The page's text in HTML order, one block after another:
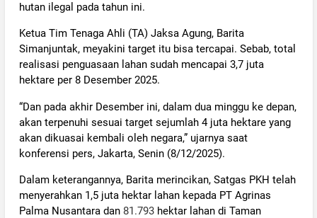
hutan ilegal pada tahun ini.
Ketua Tim Tenaga Ahli (TA) Jaksa Agung, Barita
Simanjuntak, meyakini target itu bisa tercapai. Sebab, total
realisasi penguasaan lahan sudah mencapai 3,7 juta
hektare per 8 Desember 2025.
“Dan pada akhir Desember ini, dalam dua minggu ke depan,
akan terpenuhi sesuai target sejumlah 4 juta hektare yang
akan dikuasai kembali oleh negara,” ujarnya saat
konferensi pers, Jakarta, Senin (8/12/2025).
Dalam keterangannya, Barita merincikan, Satgas PKH telah
menyerahkan 1,5 juta hektar lahan kepada PT Agrinas
Palma Nusantara dan 81.793hektar lahan di Taman